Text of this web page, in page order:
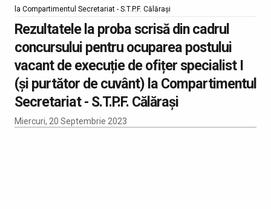
la Compartimentul Secretariat - S.T.P.F. Călărași
Rezultatele la proba scrisă din cadrul
concursului pentru ocuparea postului
vacant de execuție de ofițer specialist I
(și purtător de cuvânt) la Compartimentul
Secretariat - S.T.P.F. Călărași
Miercuri, 20 Septembrie 2023